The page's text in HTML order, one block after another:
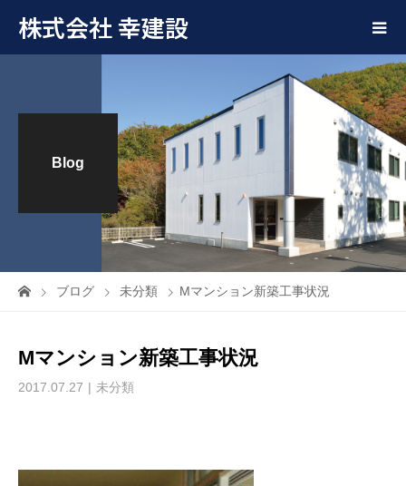
株式会社 幸建設
Blog
ブログ 未分類 Mマンション新築工事状況
Mマンション新築工事状況
2017.07.27 未分類